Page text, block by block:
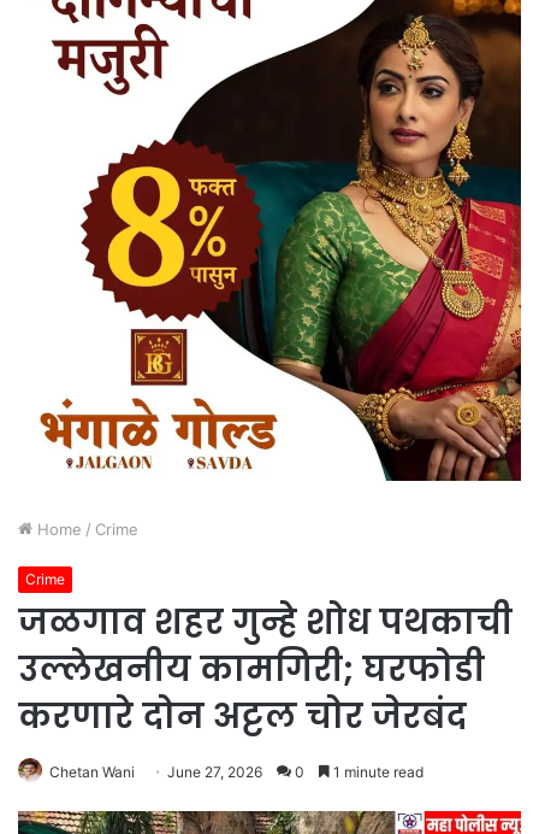
Home / Crime
Crime
जळगाव शहर गुन्हे शोध पथकाची
उल्लेखनीय कामगिरी; घरफोडी
करणारे दोन अट्टल चोर जेरबंद
Chetan Wani June 27, 2026 0 1 minute read